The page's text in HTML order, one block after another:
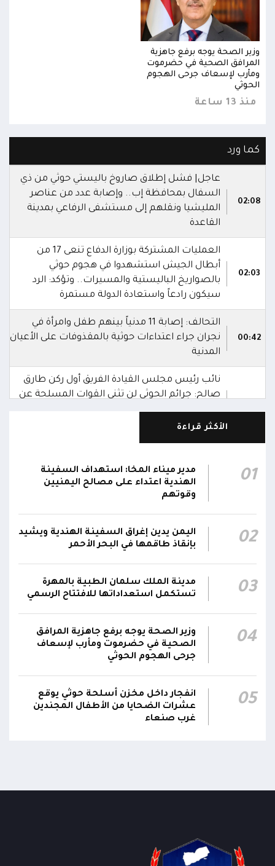
وزير الصحة يوجه برفع جاهزية
المرافق الصحية في حضرموت
ومأرب لإسعاف جرحى الهجوم
الحوثي
منذ 13 ساعة
كما ورد
02:08
عاجل| فشل إطلاق صاروخ باليستي حوثي من ذي
السفال بمحافظة إب.. وإصابة عدد من عناصر
المليشيا ونقلهم إلى مستشفى الرفاعي بمدينة
القاعدة
02:03
العمليات المشتركة بوزارة الدفاع تنعى 17 من
أبطال الجيش استشهدوا في هجوم حوثي
بالصواريخ الباليستية والمسيرات.. وتؤكد: الرد
سيكون رادعاً واستعادة الدولة مستمرة
00:42
التحالف: إصابة 11 مدنياً بينهم طفل وامرأة في
نجران جراء اعتداءات حوثية بالمقذوفات على الأعيان
المدنية
نائب رئيس مجلس القيادة الفريق أول ركن طارق
صالح: جرائم الحوثي لن تثني القوات المسلحة عن
أداء واجبها الوطني واستعادة الدولة وعاصمتها
صنعاء
00:28
صالح يشيد بالروح القتالية العالية لكافة منتسبي
الفرقتين الأولى والثالثة وحسن التعامل مع الموقف
وثبات المقاتلين في مواقعهم
00:26
الفريق أول ركن طارق صالح يعزي في اتصالين
هاتفيين قائدي الفرقتين الأولى والثالثة طوارئ في
استشهاد عدد من الأبطال بالهجوم الحوثي الغادر
اللجنة الأمنية بحضرموت تدين هجوم مليشيا
الحوثي على القوات المسلحة وتؤكد استمرار
العمليات الأمنية والعسكرية لحماية الأمن
والاستقرار
23:05
جدد #المكتب_السياسي تمسكه بمواصلة النضال
واستعادة العاصمة صنعاء وإنهاء الانقلاب
الأكثر قراءة
01
مدير ميناء المخا: استهداف السفينة
الهندية اعتداء على مصالح اليمنيين
وقوتهم
02
اليمن يدين إغراق السفينة الهندية ويشيد
بإنقاذ طاقمها في البحر الأحمر
03
مدينة الملك سلمان الطبية بالمهرة
تستكمل استعداداتها للافتتاح الرسمي
04
وزير الصحة يوجه برفع جاهزية المرافق
الصحية في حضرموت ومأرب لإسعاف
جرحى الهجوم الحوثي
05
انفجار داخل مخزن أسلحة حوثي يوقع
عشرات الضحايا من الأطفال المجندين
غرب صنعاء